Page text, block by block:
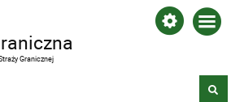
Granicznej